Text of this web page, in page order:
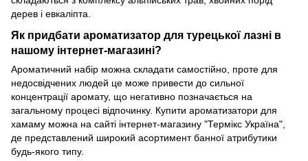
дерев і евкаліпта.
Як придбати ароматизатор для турецької лазні в
нашому інтернет-магазині?
Ароматичний набір можна складати самостійно, проте для
недосвідчених людей це може привести до сильної
концентрації аромату, що негативно позначається на
загальному процесі відпочинку. Купити ароматизатори для
хамаму можна на сайті інтернет-магазину "Термікс Україна",
де представлений широкий асортимент банної атрибутики
будь-якого типу.